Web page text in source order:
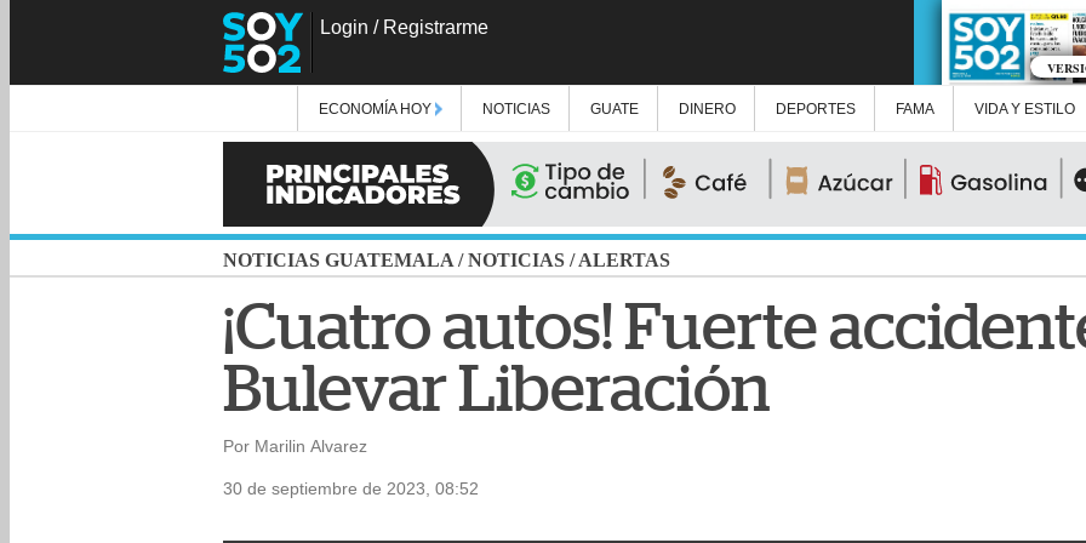
Login / Registrarme
ECONOMÍA HOY NOTICIAS GUATE DINERO DEPORTES FAMA VIDA Y ESTILO
NOTICIAS GUATEMALA /NOTICIAS /ALERTAS
¡Cuatro autos! Fuerte
Bulevar Liberación
Por Marilin Alvarez
30 de septiembre de 2023, 08:52